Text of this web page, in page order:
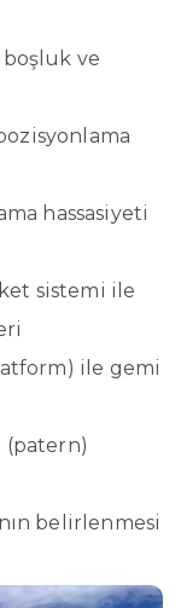
ve
hassasiyeti
sistemi ile
ile gemi
(patern)
belirlenmesi